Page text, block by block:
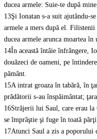
ducea armele: Suie-te după
13Şi Ionatan s-a suit ajutându-
armele a mers după el.
ducea armele arunca moartea în
14În această întâie înfrângere,
douăzeci de oameni, pe
pământ.
15A intrat groaza în tabără, în
prădătorii s-au înspăimântat;
16Străjerii lui Saul, care erau
se împrăştie şi fuge în toată
17Atunci Saul a zis a poporului